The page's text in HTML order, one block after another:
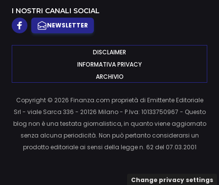
I NOSTRI CANALI SOCIAL
NEWSLETTER
DISCLAIMER
INFORMATIVA PRIVACY
ARCHIVIO
Copyright © 2026 Finanza.com proprietà di Emittente Editoriale
Srl - viale Sarca 336 - 20126 Milano - P.Iva: 10133750967 - Questo
blog non è una testata giornalistica, in quanto viene aggiornato
senza alcuna periodicità. Non può pertanto considerarsi un
prodotto editoriale ai sensi della legge n. 62 del 07.03.2001
Change privacy settings